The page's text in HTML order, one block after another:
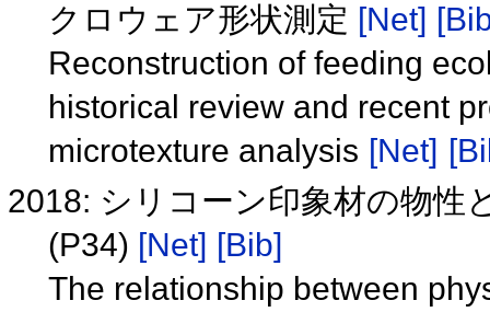
クロウェア形状測定 [Net]
Reconstruction of feeding
historical review and recent
microtexture analysis [Net]
2018: シリコーン印象材の物性
(P34) [Net] [Bib]
The relationship between